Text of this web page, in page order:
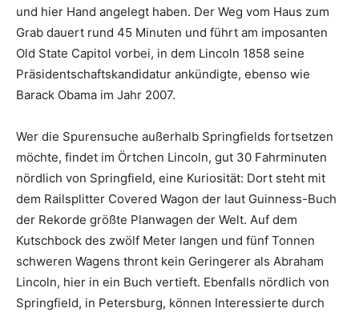
und hier Hand angelegt haben. Der Weg vom Haus zum
Grab dauert rund 45 Minuten und führt am imposanten
Old State Capitol vorbei, in dem Lincoln 1858 seine
Präsidentschaftskandidatur ankündigte, ebenso wie
Barack Obama im Jahr 2007.
Wer die Spurensuche außerhalb Springfields fortsetzen
möchte, findet im Örtchen Lincoln, gut 30 Fahrminuten
nördlich von Springfield, eine Kuriosität: Dort steht mit
dem Railsplitter Covered Wagon der laut Guinness-Buch
der Rekorde größte Planwagen der Welt. Auf dem
Kutschbock des zwölf Meter langen und fünf Tonnen
schweren Wagens thront kein Geringerer als Abraham
Lincoln, hier in ein Buch vertieft. Ebenfalls nördlich von
Springfield, in Petersburg, können Interessierte durch